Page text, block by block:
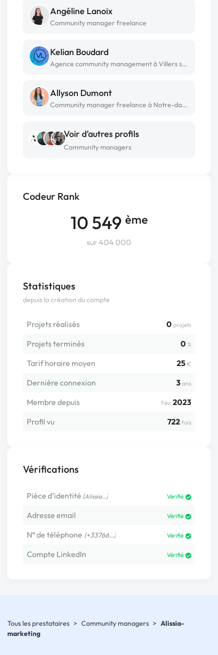
Codeur Rank
10 549 ème
sur 404 000
Statistiques
depuis la création du compte
Projets réalisés 0 projets
Projets terminés 0 %
Tarif horaire moyen 25 €
Dernière connexion 3 ans
Membre depuis Fév. 2023
Profil vu
722 fois
Vérifications
Pièce d’identité (Alissia…) Vérifié
Adresse email Vérifié
N° de téléphone (+33766…) Vérifié
Compte LinkedIn Vérifié
Angéline Lanoix
Community manager freelance
Kelian Boudard
Agence community management à Villers sur mer
Allyson Dumont
Community manager freelance à Notre-dame-de-riez
Voir d’autres profils
Community managers
Tous les prestataires > Community managers > Alissia-
marketing